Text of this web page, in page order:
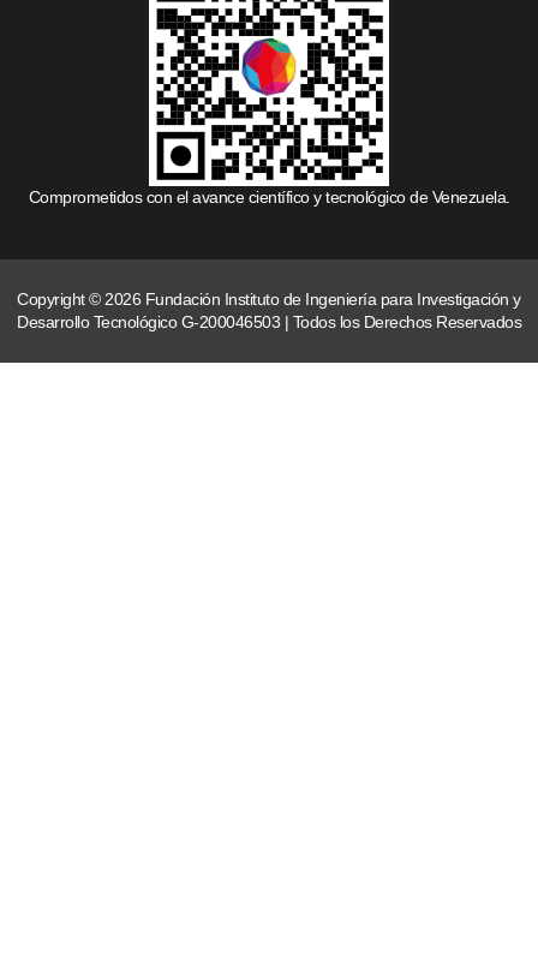
Comprometidos con el avance científico y tecnológico de Venezuela.
Copyright © 2026 Fundación Instituto de Ingeniería para Investigación y
Desarrollo Tecnológico G-200046503 | Todos los Derechos Reservados